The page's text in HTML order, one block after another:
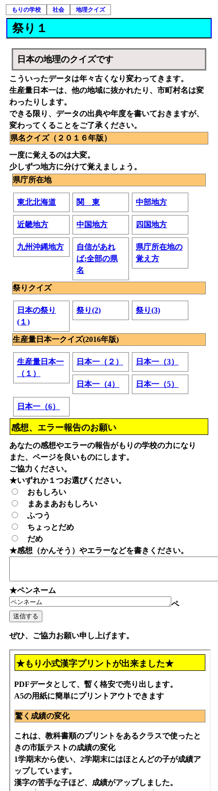
もりの学校 社会 地理クイズ
祭り１
日本の地理のクイズです
こういったデータは年々古くなり変わってきます。
生産量日本一は、他の地域に抜かれたり、市町村名は変
わったりします。
できる限り、データの出典や年度を書いておきますが、
変わってくることをご了承ください。
県名クイズ（２０１６年版）
一度に覚えるのは大変。
少しずつ地方に分けて覚えましょう。
県庁所在地
東北北海道 関 東 中部地方
近畿地方 中国地方 四国地方
九州沖縄地方
自信があれ
ば:全部の県
名
県庁所在地の
覚え方
祭りクイズ
日本の祭り
(１)
祭り(2) 祭り(3)
生産量日本一クイズ(2016年版)
生産量日本一
（１）
日本一（２） 日本一（3）
日本一（4） 日本一（5）
日本一（6）
感想、エラー報告のお願い
あなたの感想やエラーの報告がもりの学校の力になり
また、ページを良いものにします。
ご協力ください。
★いずれか１つお選びください。
おもしろい
まあまあおもしろい
ふつう
ちょっとだめ
だめ
★感想（かんそう）やエラーなどを書きください。
★ペンネーム
ペ
ぜひ、ご協力お願い申し上げます。